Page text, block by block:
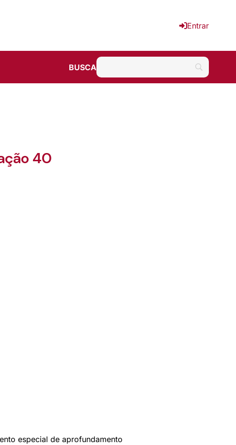
Entrar
BUSCA
40
especial de aprofundamento